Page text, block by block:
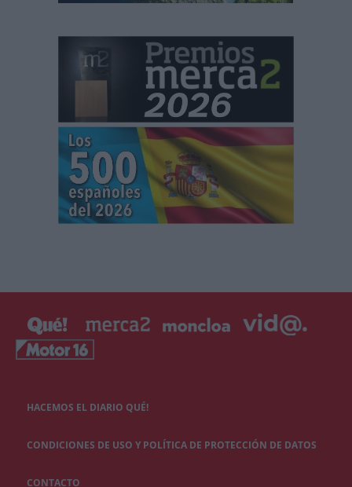
HACEMOS EL DIARIO QUÉ!
CONDICIONES DE USO Y POLÍTICA DE PROTECCIÓN DE DATOS
CONTACTO